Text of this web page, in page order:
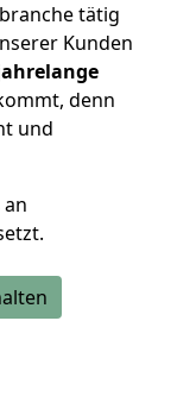
tätig
Kunden
denn
und